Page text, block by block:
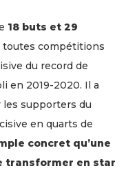
18 buts et 29
toutes compétitions
du record de
en 2019-2020. Il a
les supporters du
en quarts de
concret qu’une
transformer en star